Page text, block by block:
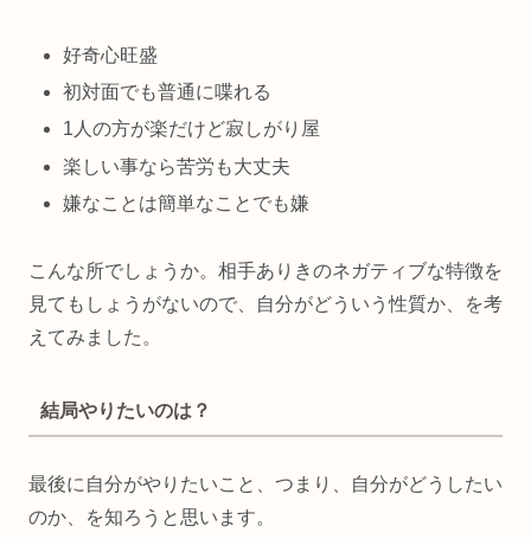
好奇心旺盛
初対面でも普通に喋れる
1人の方が楽だけど寂しがり屋
楽しい事なら苦労も大丈夫
嫌なことは簡単なことでも嫌
こんな所でしょうか。相手ありきのネガティブな特徴を
見てもしょうがないので、自分がどういう性質か、を考
えてみました。
結局やりたいのは？
最後に自分がやりたいこと、つまり、自分がどうしたい
のか、を知ろうと思います。